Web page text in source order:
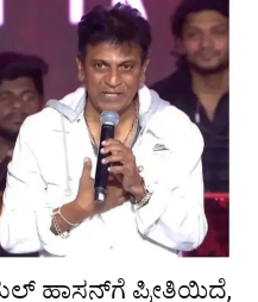
ಹಾಸನ್‌ಗೆ ಪ್ರೀತಿಯಿದೆ,